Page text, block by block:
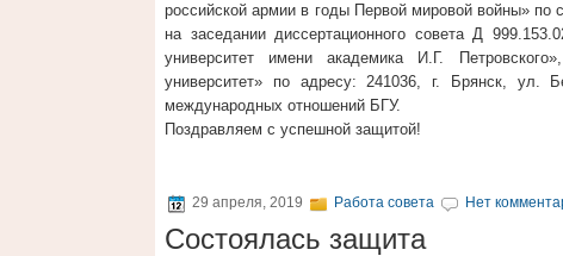
российской армии в годы Первой мировой войны» по
на заседании диссертационного совета Д
университет имени академика И.Г.
университет» по адресу: 241036, г. Брянск, ул.
международных отношений БГУ.
Поздравляем с успешной защитой!
29 апреля, 2019 Работа совета Нет
Состоялась защита